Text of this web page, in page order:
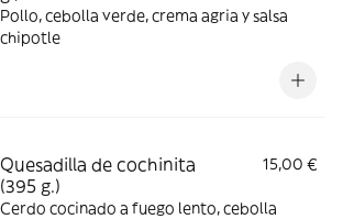
Pollo, cebolla verde, crema agria y salsa
chipotle
Quesadilla de cochinita
(395 g.)
15,00 €
Cerdo cocinado a fuego lento, cebolla